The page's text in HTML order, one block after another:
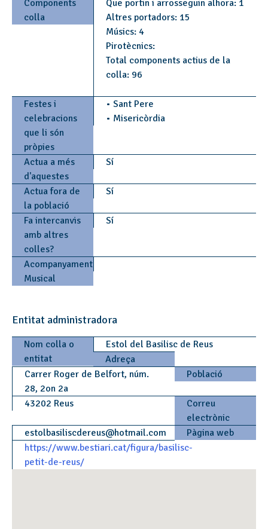
Components
colla
Que portin i arrosseguin alhora: 1
Altres portadors: 15
Músics: 4
Pirotècnics:
Total components actius de la
colla: 96
Festes i
celebracions
que li són
pròpies
• Sant Pere
• Misericòrdia
Actua a més
d'aquestes
Sí
Actua fora de
la població
Sí
Fa intercanvis
amb altres
colles?
Sí
Acompanyament
Musical
Entitat administradora
Nom colla o
entitat
Estol del Basilisc de Reus
Adreça
Carrer Roger de Belfort, núm.
28, 2on 2a
Població
43202 Reus
Correu
electrònic
estolbasiliscdereus@hotmail.com
Pàgina web
https://www.bestiari.cat/figura/basilisc-
petit-de-reus/